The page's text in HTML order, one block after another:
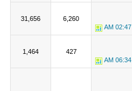
02:47 AM
6,260
31,656
06:34 AM
427
1,464